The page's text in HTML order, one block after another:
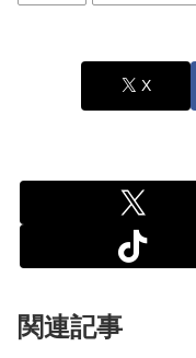
X
関連記事